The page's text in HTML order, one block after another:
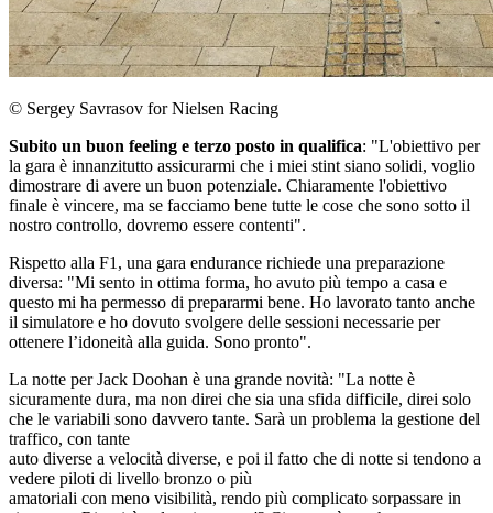
© Sergey Savrasov for Nielsen Racing
Subito un buon feeling e terzo posto in qualifica: "L'obiettivo per
la gara è innanzitutto assicurarmi che i miei stint siano solidi, voglio
dimostrare di avere un buon potenziale. Chiaramente l'obiettivo
finale è vincere, ma se facciamo bene tutte le cose che sono sotto il
nostro controllo, dovremo essere contenti".
Rispetto alla F1, una gara endurance richiede una preparazione
diversa: "Mi sento in ottima forma, ho avuto più tempo a casa e
questo mi ha permesso di prepararmi bene. Ho lavorato tanto anche
il simulatore e ho dovuto svolgere delle sessioni necessarie per
ottenere l’idoneità alla guida. Sono pronto".
La notte per Jack Doohan è una grande novità: "La notte è
sicuramente dura, ma non direi che sia una sfida difficile, direi solo
che le variabili sono davvero tante. Sarà un problema la gestione del
traffico, con tante
auto diverse a velocità diverse, e poi il fatto che di notte si tendono a
vedere piloti di livello bronzo o più
amatoriali con meno visibilità, rendo più complicato sorpassare in